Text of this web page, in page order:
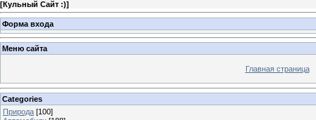
[Кульный Сайт :)]
Форма входа
Меню сайта
Главная страница
Categories
Природа [100]